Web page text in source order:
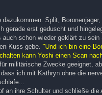
Split,
gerade erst geduscht und
schon wieder geklärt zu
Kuss gebe. "Und ich bin eine
kann Yoshi einen Scan
militärische Zwecke geeignet,
ich mit Kathryn ohne die
an ihre Schulter und schließe